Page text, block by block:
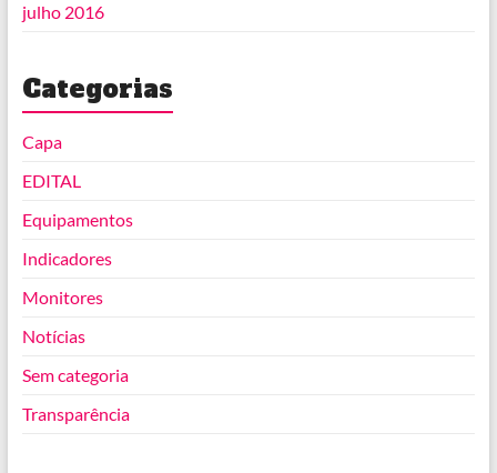
julho 2016
Categorias
Capa
EDITAL
Equipamentos
Indicadores
Monitores
Notícias
Sem categoria
Transparência